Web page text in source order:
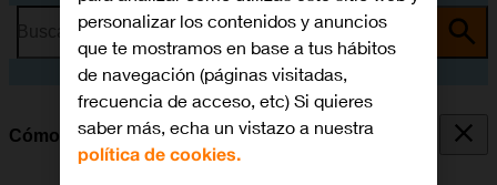
Busca por problema o tema
Cómo responder llamadas
personalizar los contenidos y anuncios
que te mostramos en base a tus hábitos
de navegación (páginas visitadas,
frecuencia de acceso, etc) Si quieres
saber más, echa un vistazo a nuestra
política de cookies.